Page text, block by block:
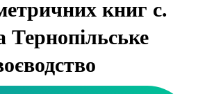
книг с.
Тернопільське